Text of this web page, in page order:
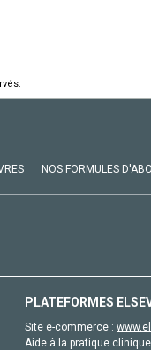
NOS FORMULES
PLATEFORMES
Site e-commerce :
Aide à la pratique